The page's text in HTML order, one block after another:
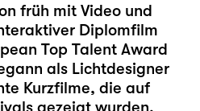
früh mit Video und
Diplomfilm
Top Talent Award
als Lichtdesigner
Kurzfilme, die auf